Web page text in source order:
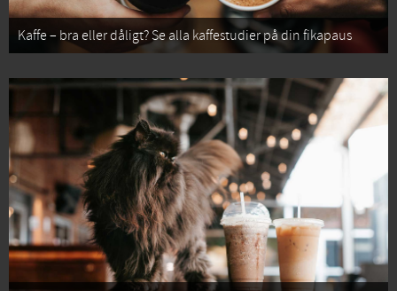
Kaffe – bra eller dåligt? Se alla kaffestudier på din fikapaus